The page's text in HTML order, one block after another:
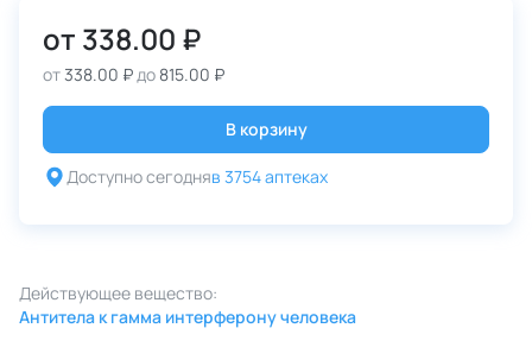
от 338.00 ₽
от338.00 ₽до 815.00 ₽
В корзину
Доступно сегодняв 3754 аптеках
Действующее вещество:
Антитела к гамма интерферону человека